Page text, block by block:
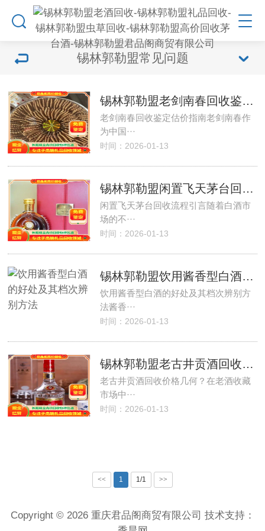
锡林郭勒盟常见问题
锡林郭勒盟老剑南春回收鉴定估价
老剑南春回收鉴定估价指南老剑南春作
为中国···
时间：2026-01-13
锡林郭勒盟闲置飞天茅台回收流程
闲置飞天茅台回收流程引言随着白酒市
场的不···
时间：2026-01-13
锡林郭勒盟饮用酱香型白酒的好处及其档次辨别方法
饮用酱香型白酒的好处及其档次辨别方
法酱香···
时间：2026-01-13
锡林郭勒盟老古井贡酒回收多少钱
老古井贡酒回收价格几何？在老酒收藏
市场中···
时间：2026-01-13
<< 1 1/1 >>
Copyright © 2026 重庆君品阁商贸有限公司 技术支持：